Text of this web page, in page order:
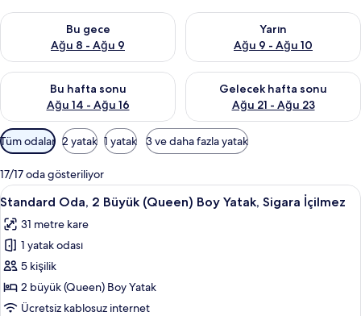
Bu gece
Ağu 8 - Ağu 9
Bu gece için müsaitliği kontrol et Ağu 8 - Ağu 9
Yarın
Ağu 9 - Ağu 10
Yarın için müsaitliği kontrol
Bu hafta sonu
Ağu 14 - Ağu 16
Bu hafta sonu için müsaitliği kontrol et Ağu 14 - Ağu 16
Gelecek hafta sonu
Ağu 21 - Ağu 23
Önümüzdeki hafta sonu için
Odalar
için
mevcut
filtreler
Tüm odalar 2 yatak 1 yatak 3 ve daha fazla yatak
17/17 oda gösteriliyor
Standard
Oda,
2
Büyük
(Queen)
Boy
Yatak,
Odada kasa, masa, dizüstü bilgisayar
4
Standard Oda, 2 Büyük (Queen) Boy Yatak, Sigara İçilmez
31 metre kare
1 yatak odası
5 kişilik
2 büyük (Queen) Boy Yatak
Ücretsiz kablosuz internet